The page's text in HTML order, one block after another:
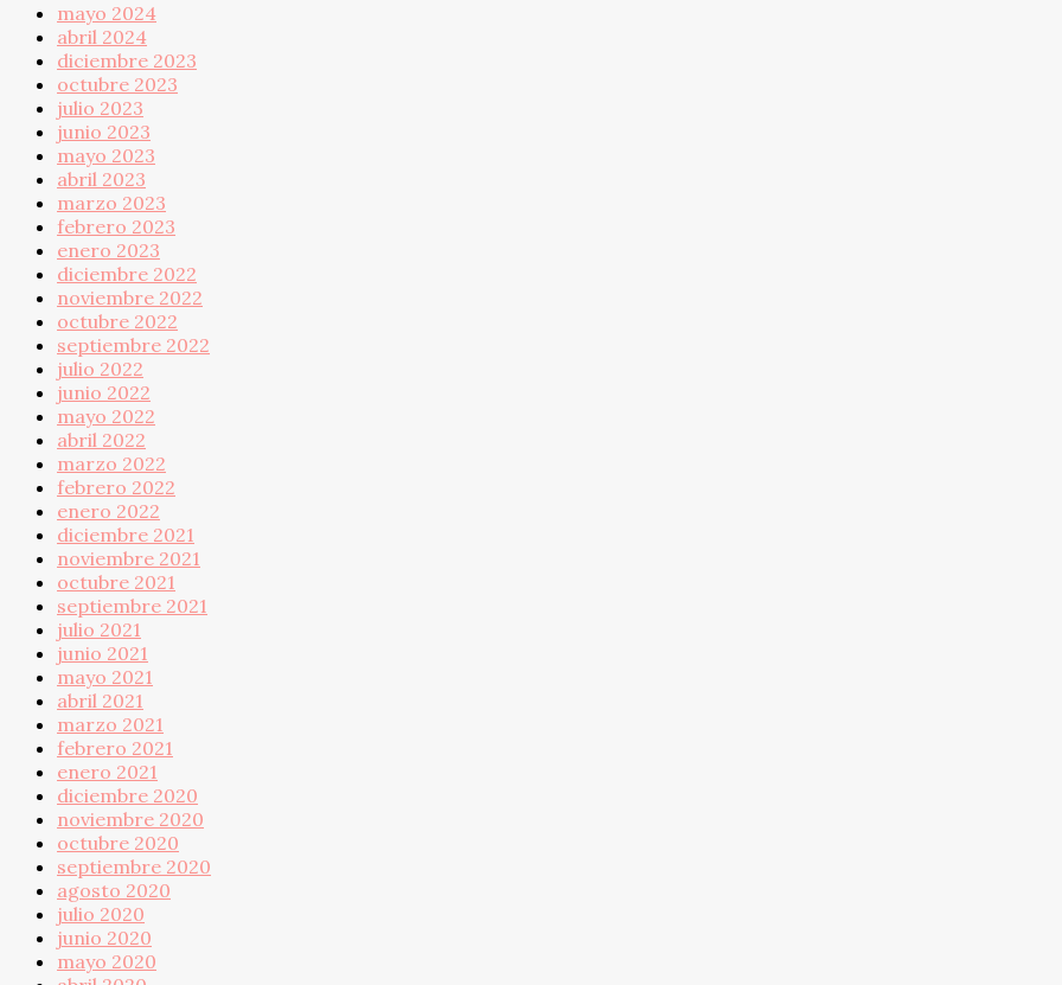
mayo 2024
abril 2024
diciembre 2023
octubre 2023
julio 2023
junio 2023
mayo 2023
abril 2023
marzo 2023
febrero 2023
enero 2023
diciembre 2022
noviembre 2022
octubre 2022
septiembre 2022
julio 2022
junio 2022
mayo 2022
abril 2022
marzo 2022
febrero 2022
enero 2022
diciembre 2021
noviembre 2021
octubre 2021
septiembre 2021
julio 2021
junio 2021
mayo 2021
abril 2021
marzo 2021
febrero 2021
enero 2021
diciembre 2020
noviembre 2020
octubre 2020
septiembre 2020
agosto 2020
julio 2020
junio 2020
mayo 2020